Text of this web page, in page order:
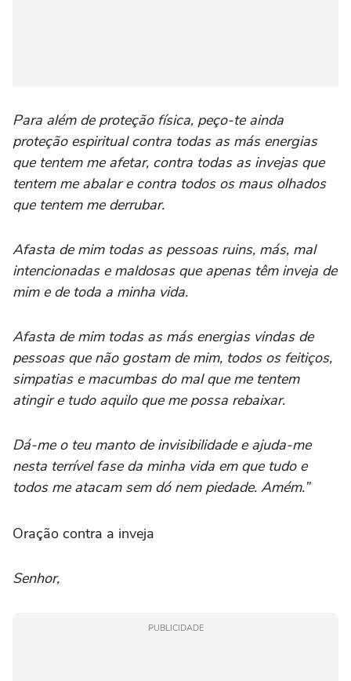
Para além de proteção física, peço-te ainda
proteção espiritual contra todas as más energias
que tentem me afetar, contra todas as invejas que
tentem me abalar e contra todos os maus olhados
que tentem me derrubar.
Afasta de mim todas as pessoas ruins, más, mal
intencionadas e maldosas que apenas têm inveja de
mim e de toda a minha vida.
Afasta de mim todas as más energias vindas de
pessoas que não gostam de mim, todos os feitiços,
simpatias e macumbas do mal que me tentem
atingir e tudo aquilo que me possa rebaixar.
Dá-me o teu manto de invisibilidade e ajuda-me
nesta terrível fase da minha vida em que tudo e
todos me atacam sem dó nem piedade. Amém.”
Oração contra a inveja
Senhor,
PUBLICIDADE